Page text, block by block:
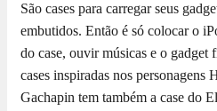
São cases para carregar seus
embutidos. Então é só colocar o
do case, ouvir músicas e o gadget
cases inspiradas nos
Gachapin tem também a case do